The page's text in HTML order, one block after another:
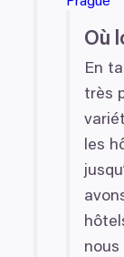
zařízení
nebo odvolat v
a reklam,
jak náš web
s dalšími
Où
En
très
les
nous